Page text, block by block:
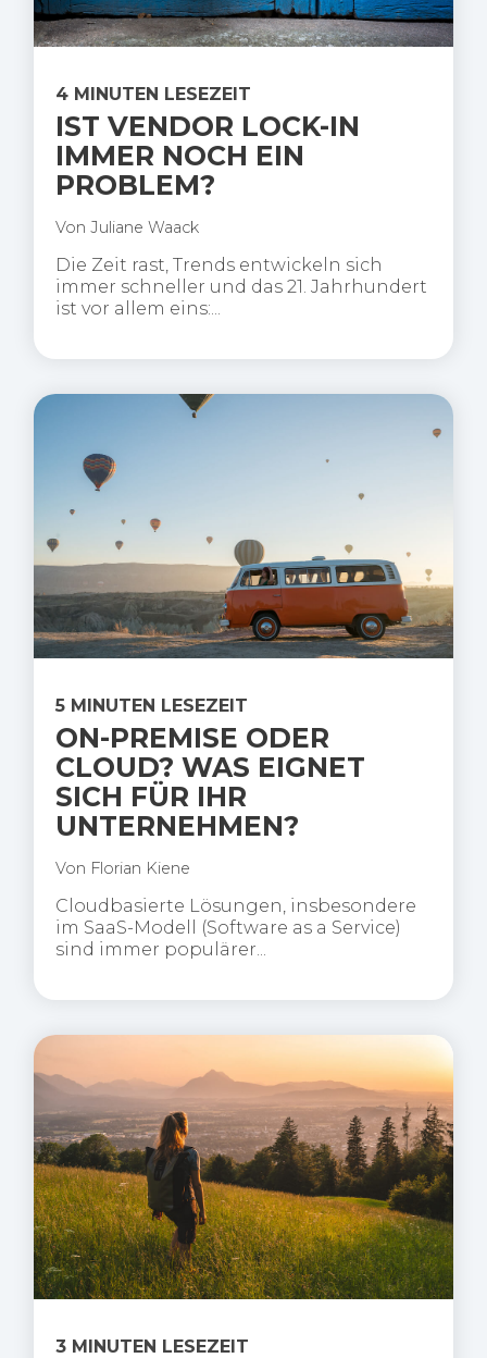
4 MINUTEN LESEZEIT
IST VENDOR LOCK-IN
IMMER NOCH EIN
PROBLEM?
Von Juliane Waack
Die Zeit rast, Trends entwickeln sich
immer schneller und das 21. Jahrhundert
ist vor allem eins:...
5 MINUTEN LESEZEIT
ON-PREMISE ODER
CLOUD? WAS EIGNET
SICH FÜR IHR
UNTERNEHMEN?
Von Florian Kiene
Cloudbasierte Lösungen, insbesondere
im SaaS-Modell (Software as a Service)
sind immer populärer...
3 MINUTEN LESEZEIT